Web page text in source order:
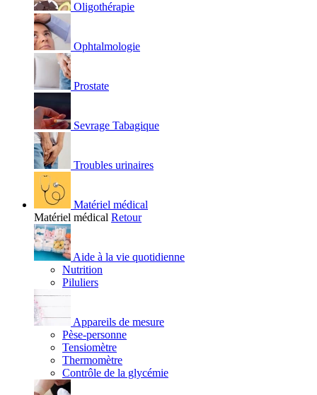
Oligothérapie
Ophtalmologie
Prostate
Sevrage Tabagique
Troubles urinaires
Matériel médical
Matériel médical Retour
Aide à la vie quotidienne
Nutrition
Piluliers
Appareils de mesure
Pèse-personne
Tensiomètre
Thermomètre
Contrôle de la glycémie